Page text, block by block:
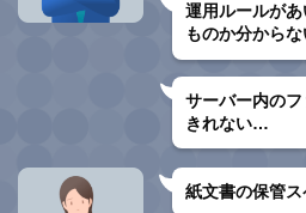
運用ルールが
ものか分から
サーバー内の
きれない…
紙文書の保管